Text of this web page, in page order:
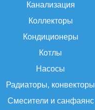
Канализация
Коллекторы
Кондиционеры
Котлы
Насосы
Радиаторы, конвекторы
Смесители и санфаянс